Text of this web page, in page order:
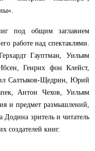
под общим заглавием
работе над спектаклями.
Гауптман, Уильям
Генрих фон Клейст,
Салтыков-Щедрин, Юрий
Антон Чехов, Уильям
и предмет размышлений,
зритель и читатель
создателей книг.